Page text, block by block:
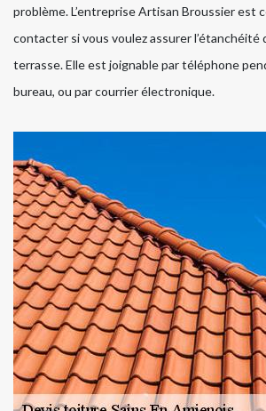
problème. L’entreprise Artisan Broussier est
contacter si vous voulez assurer
terrasse. Elle est joignable par téléphone
bureau, ou par courrier électronique.